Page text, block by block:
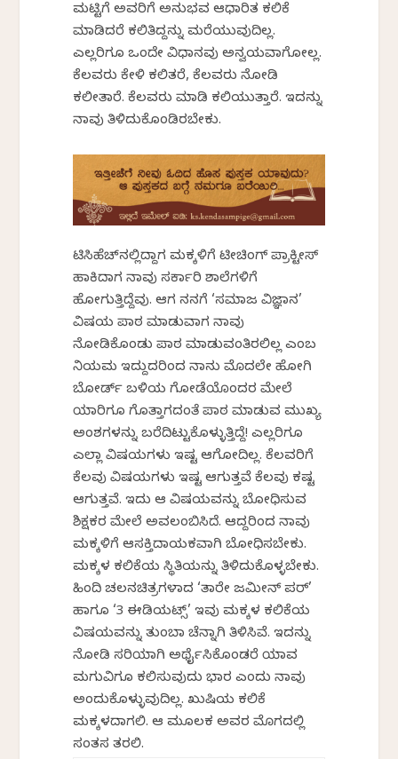
ಮಟ್ಟಿಗೆ ಅವರಿಗೆ ಅನುಭವ ಆಧಾರಿತ ಕಲಿಕೆ
ಮಾಡಿದರೆ ಕಲಿತಿದ್ದನ್ನು ಮರೆಯುವುದಿಲ್ಲ.
ಎಲ್ಲರಿಗೂ ಒಂದೇ ವಿಧಾನವು ಅನ್ವಯವಾಗೋಲ್ಲ.
ಕೆಲವರು ಕೇಳಿ ಕಲಿತರೆ, ಕೆಲವರು ನೋಡಿ
ಕಲೀತಾರೆ. ಕೆಲವರು ಮಾಡಿ ಕಲಿಯುತ್ತಾರೆ. ಇದನ್ನು
ನಾವು ತಿಳಿದುಕೊಂಡಿರಬೇಕು.
ಟಿಸಿಹೆಚ್‌ನಲ್ಲಿದ್ದಾಗ ಮಕ್ಕಳಿಗೆ ಟೀಚಿಂಗ್ ಪ್ರಾಕ್ಟೀಸ್
ಹಾಕಿದಾಗ ನಾವು ಸರ್ಕಾರಿ ಶಾಲೆಗಳಿಗೆ
ಹೋಗುತ್ತಿದ್ದೆವು. ಆಗ ನನಗೆ ‘ಸಮಾಜ ವಿಜ್ಞಾನ’
ವಿಷಯ ಪಾಠ ಮಾಡುವಾಗ ನಾವು
ನೋಡಿಕೊಂಡು ಪಾಠ ಮಾಡುವಂತಿರಲಿಲ್ಲ ಎಂಬ
ನಿಯಮ ಇದ್ದುದರಿಂದ ನಾನು ಮೊದಲೇ ಹೋಗಿ
ಬೋರ್ಡ್ ಬಳಿಯ ಗೋಡೆಯೊಂದರ ಮೇಲೆ
ಯಾರಿಗೂ ಗೊತ್ತಾಗದಂತೆ ಪಾಠ ಮಾಡುವ ಮುಖ್ಯ
ಅಂಶಗಳನ್ನು ಬರೆದಿಟ್ಟುಕೊಳ್ಳುತ್ತಿದ್ದೆ! ಎಲ್ಲರಿಗೂ
ಎಲ್ಲಾ ವಿಷಯಗಳು ಇಷ್ಟ ಆಗೋದಿಲ್ಲ. ಕೆಲವರಿಗೆ
ಕೆಲವು ವಿಷಯಗಳು ಇಷ್ಟ ಆಗುತ್ತವೆ ಕೆಲವು ಕಷ್ಟ
ಆಗುತ್ತವೆ. ಇದು ಆ ವಿಷಯವನ್ನು ಬೋಧಿಸುವ
ಶಿಕ್ಷಕರ ಮೇಲೆ ಅವಲಂಬಿಸಿದೆ. ಆದ್ದರಿಂದ ನಾವು
ಮಕ್ಕಳಿಗೆ ಆಸಕ್ತಿದಾಯಕವಾಗಿ ಬೋಧಿಸಬೇಕು.
ಮಕ್ಕಳ ಕಲಿಕೆಯ ಸ್ಥಿತಿಯನ್ನು ತಿಳಿದುಕೊಳ್ಳಬೇಕು.
ಹಿಂದಿ ಚಲನಚಿತ್ರಗಳಾದ ‘ತಾರೇ ಜಮೀನ್ ಪರ್’
ಹಾಗೂ ‘3 ಈಡಿಯಟ್ಸ್’ ಇವು ಮಕ್ಕಳ ಕಲಿಕೆಯ
ವಿಷಯವನ್ನು ತುಂಬಾ ಚೆನ್ನಾಗಿ ತಿಳಿಸಿವೆ. ಇದನ್ನು
ನೋಡಿ ಸರಿಯಾಗಿ ಅರ್ಥೈಸಿಕೊಂಡರೆ ಯಾವ
ಮಗುವಿಗೂ ಕಲಿಸುವುದು ಭಾರ ಎಂದು ನಾವು
ಅಂದುಕೊಳ್ಳುವುದಿಲ್ಲ. ಖುಷಿಯ ಕಲಿಕೆ
ಮಕ್ಕಳದಾಗಲಿ. ಆ ಮೂಲಕ ಅವರ ಮೊಗದಲ್ಲಿ
ಸಂತಸ ತರಲಿ.